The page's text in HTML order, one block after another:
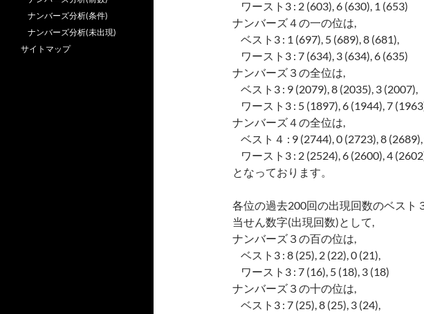
ワースト3 : 2 (603), 6 (630), 1 (653)
ナンバーズ４の一の位は,
ベスト3 : 1 (697), 5 (689), 8 (681),
ワースト3 : 7 (634), 3 (634), 6 (635)
ナンバーズ３の全位は,
ベスト3 : 9 (2079), 8 (2035), 3 (2007),
ワースト3 : 5 (1897), 6 (1944), 7
ナンバーズ４の全位は,
ベスト４ : 9 (2744), 0 (2723), 8
ワースト3 : 2 (2524), 6 (2600), 4
となっております。
各位の過去200回の出現回数のベスト
当せん数字(出現回数)として,
ナンバーズ３の百の位は,
ベスト3 : 8 (25), 2 (22), 0 (21),
ワースト3 : 7 (16), 5 (18), 3 (18)
ナンバーズ３の十の位は,
ベスト3 : 7 (25), 8 (25), 3 (24),
ナンバーズ分析(条件)
ナンバーズ分析(未出現)
サイトマップ